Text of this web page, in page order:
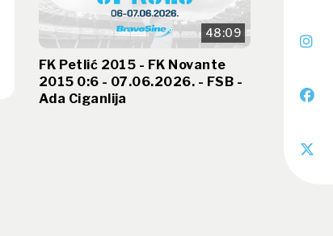
48:09
FK Petlić 2015 - FK Novante
2015 0:6 - 07.06.2026. - FSB -
Ada Ciganlija